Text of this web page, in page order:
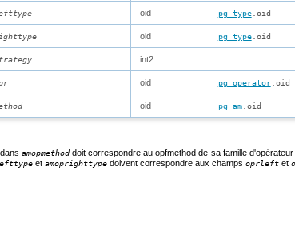
oid pg_type.oid
oid pg_type.oid
int2
oid pg_operator.oid
oid pg_am.oid
dansamopmethod doit correspondre auopfmethod de sa famille
et amoprighttype doivent correspondre aux champs oprleft et